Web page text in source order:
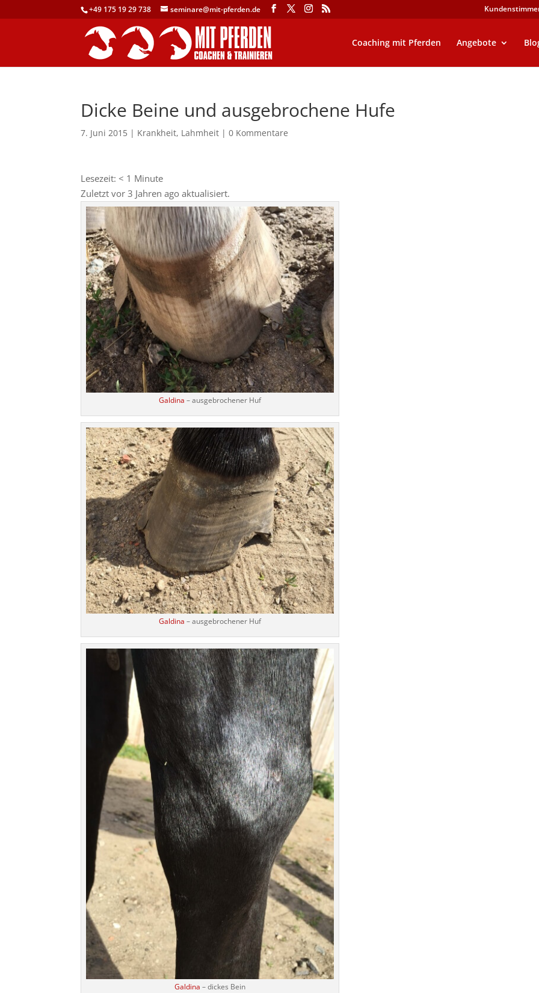
+49 175 19 29 738 seminare@mit-pferden.de
Coaching mit Pferden Angebote
Dicke Beine und ausgebrochene Hufe
7. Juni 2015 | Krankheit, Lahmheit |0 Kommentare
Lesezeit:< 1 Minute
Zuletzt vor 3 Jahren ago aktualisiert.
Galdina – ausgebrochener Huf
Galdina – ausgebrochener Huf
Galdina – dickes Bein